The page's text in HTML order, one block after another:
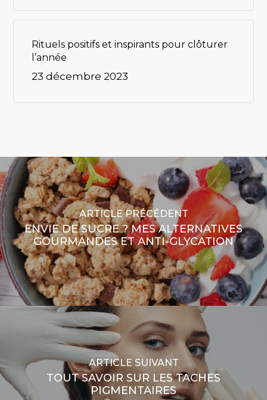
Rituels positifs et inspirants pour clôturer
l’année
23 décembre 2023
ARTICLE PRÉCÉDENT
ENVIE DE SUCRE ? MES ALTERNATIVES
GOURMANDES ET ANTI-GLYCATION
ARTICLE SUIVANT
TOUT SAVOIR SUR LES TACHES
PIGMENTAIRES